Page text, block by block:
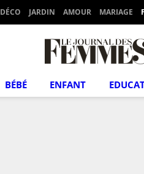
DÉCO JARDIN AMOUR MARIAGE
BÉBÉ ENFANT